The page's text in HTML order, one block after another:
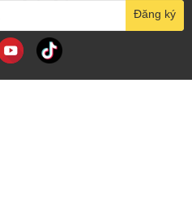
mang tới cho khách hàng sự
Đăng ký